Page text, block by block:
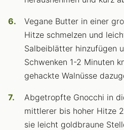
Vegane Butter in einer
Hitze schmelzen und
Salbeiblätter hinzufügen
Schwenken 1-2 Minuten
gehackte Walnüsse
Abgetropfte Gnocchi in
mittlerer bis hoher Hitze
sie leicht goldbraune